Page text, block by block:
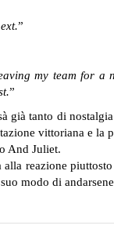
”
my team for a
”
già tanto di
vittoriana e la
And Juliet.
reazione
modo di